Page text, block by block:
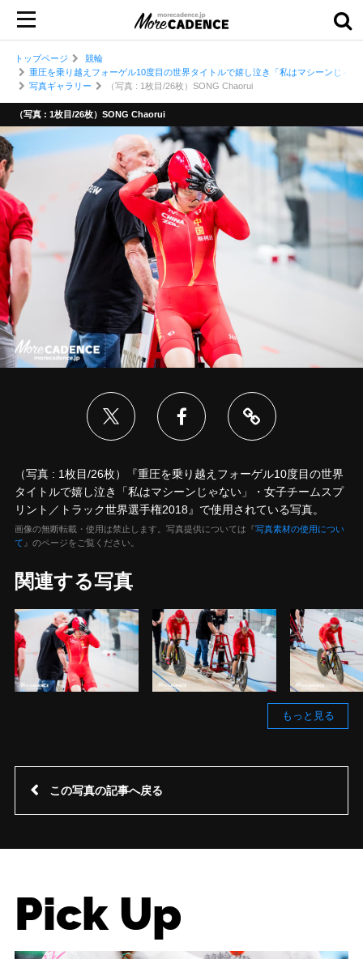
トップページ
競輪
重圧を乗り越えフォーゲル10度目の世界タイトルで嬉し泣き「私はマシーンじゃ
写真ギャラリー
（写真 : 1枚目/26枚）SONG Chaorui
（写真 : 1枚目/26枚）SONG Chaorui
（写真 : 1枚目/26枚）『重圧を乗り越えフォーゲル10度目の世界
タイトルで嬉し泣き「私はマシーンじゃない」・女子チームスプ
リント／トラック世界選手権2018』で使用されている写真。
画像の無断転載・使用は禁止します。写真提供については『写真素材の使用につい
て 』のページをご覧ください。
関連する写真
もっと見る
この写真の記事へ戻る
Pick Up